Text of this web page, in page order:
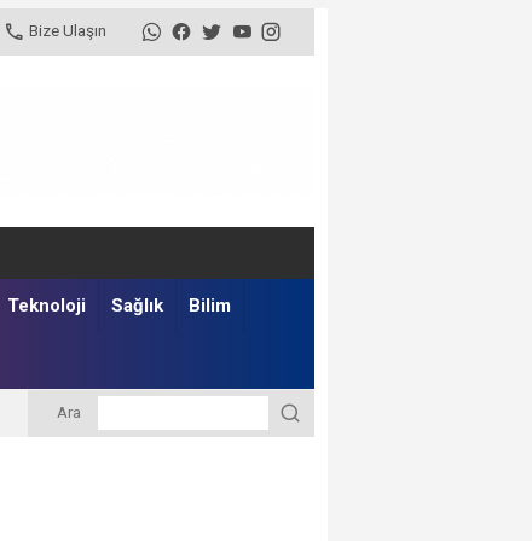
Bize Ulaşın
Teknoloji Sağlık Bilim
Ara